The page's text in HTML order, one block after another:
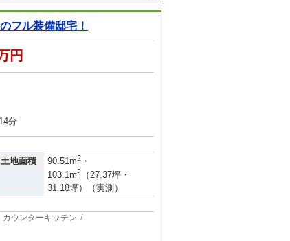
フル装備邸宅！
円
分
土地面積 90.51m2 ・
103.1m2
（27.37坪・
31.18坪）（実測）
カウンターキッチン